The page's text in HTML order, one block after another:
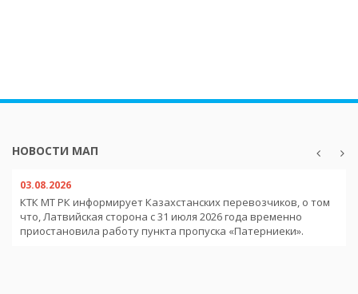
НОВОСТИ МАП
03.08.2026
КТК МТ РК информирует Казахстанских перевозчиков, о том
что, Латвийская сторона с 31 июля 2026 года временно
приостановила работу пункта пропуска «Патерниеки».